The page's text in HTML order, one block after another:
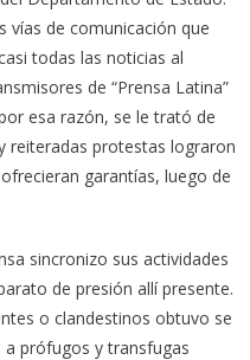
vías de comunicación que
todas las noticias al
de “Prensa Latina”
esa razón, se le trató de
reiteradas protestas lograron
garantías, luego de
sincronizo sus actividades
de presión allí presente.
o clandestinos obtuvo se
prófugos y transfugas